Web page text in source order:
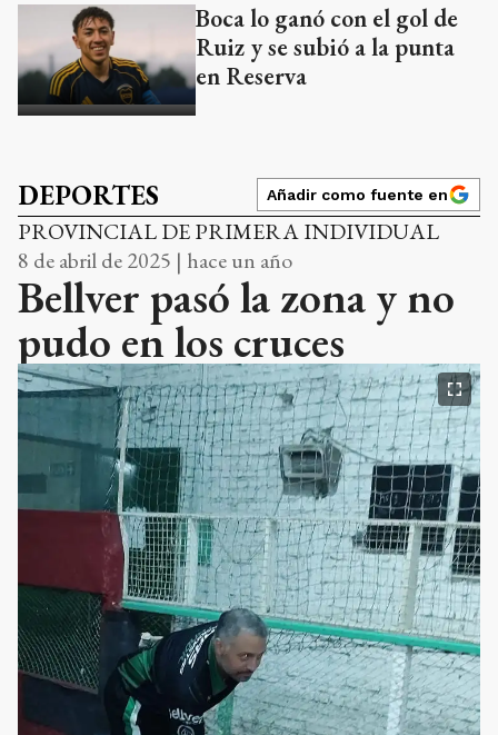
Boca lo ganó con el gol de
Ruiz y se subió a la punta
en Reserva
DEPORTES Añadir como fuente en
PROVINCIAL DE PRIMERA INDIVIDUAL
8 de abril de 2025 | hace un año
Bellver pasó la zona y no
pudo en los cruces